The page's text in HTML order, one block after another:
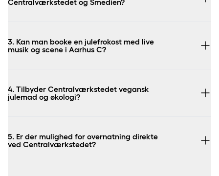
Centralværkstedet og Smedien?
3. Kan man booke en julefrokost med live
musik og scene i Aarhus C?
4. Tilbyder Centralværkstedet vegansk
julemad og økologi?
5. Er der mulighed for overnatning direkte
ved Centralværkstedet?